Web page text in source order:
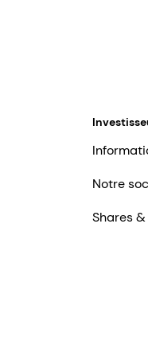
Notre
Shares &